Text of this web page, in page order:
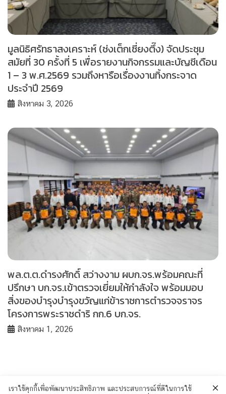
มูลนิธิศรัทธาสงเคราะห์ (ช่งเต็กเซี่ยงตึ๊ง) จัดประชุม
สมัยที่ 30 ครั้งที่ 5 เพื่อรายงานกิจกรรมและบัญชีเดือน
1 – 3 พ.ศ.2569 รวมถึงหารือเรื่องงานทิ้งกระจาด
ประจำปี 2569
สิงหาคม 3, 2026
พล.ต.ต.ดำรงศักดิ์ สว่างงาม ผบก.จร.พร้อมคณะที่
ปรึกษา บก.จร.เข้าตรวจเยี่ยมให้กำลังใจ พร้อมมอบ
สิ่งของบำรุงบำรุงขวัญแก่ข้าราชการตำรวจจราจร
โครงการพระราชดำริ กก.6 บก.จร.
สิงหาคม 1, 2026
เราใช้คุกกี้เพื่อพัฒนาประสิทธิภาพ และประสบการณ์ที่ดีในการใช้